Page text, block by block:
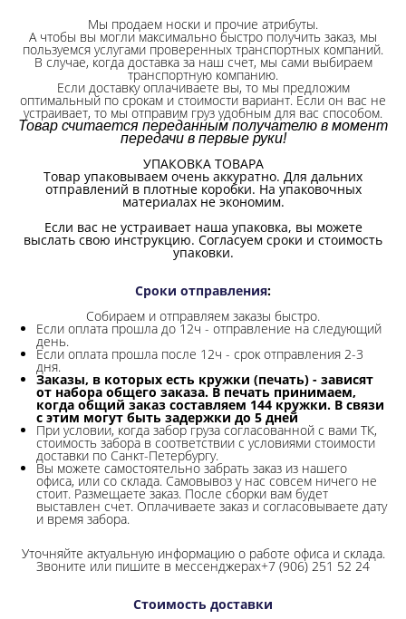
Мы продаем носки и прочие атрибуты.
А чтобы вы могли максимально быстро получить заказ, мы
пользуемся услугами проверенных транспортных компаний.
В случае, когда доставка за наш счет, мы сами выбираем
транспортную компанию.
Если доставку оплачиваете вы, то мы предложим
оптимальный по срокам и стоимости вариант. Если он вас не
устраивает, то мы отправим груз удобным для вас способом.
Товар считается переданным получателю в момент
передачи в первые руки!
УПАКОВКА ТОВАРА
Товар упаковываем очень аккуратно. Для дальних
отправлений в плотные коробки. На упаковочных
материалах не экономим.
Если вас не устраивает наша упаковка, вы можете
выслать свою инструкцию. Согласуем сроки и стоимость
упаковки.
Сроки отправления:
Собираем и отправляем заказы быстро.
Если оплата прошла до 12ч - отправление на следующий
день.
Если оплата прошла после 12ч - срок отправления 2-3
дня.
Заказы, в которых есть кружки (печать) - зависят
от набора общего заказа. В печать принимаем,
когда общий заказ составляем 144 кружки. В связи
с этим могут быть задержки до 5 дней
При условии, когда забор груза согласованной с вами ТК,
стоимость забора в соответствии с условиями стоимости
доставки по Санкт-Петербургу.
Вы можете самостоятельно забрать заказ из нашего
офиса, или со склада. Самовывоз у нас совсем ничего не
стоит. Размещаете заказ. После сборки вам будет
выставлен счет. Оплачиваете заказ и согласовываете дату
и время забора.
Уточняйте актуальную информацию о работе офиса и склада.
Звоните или пишите в мессенджерах+7 (906) 251 52 24
Стоимость доставки